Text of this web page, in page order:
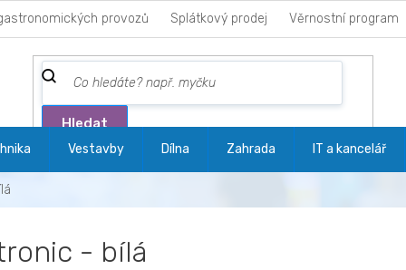
provozů Splátkový prodej Věrnostní program
Hledat
Vestavby Dílna Zahrada IT a kancelář
- bílá